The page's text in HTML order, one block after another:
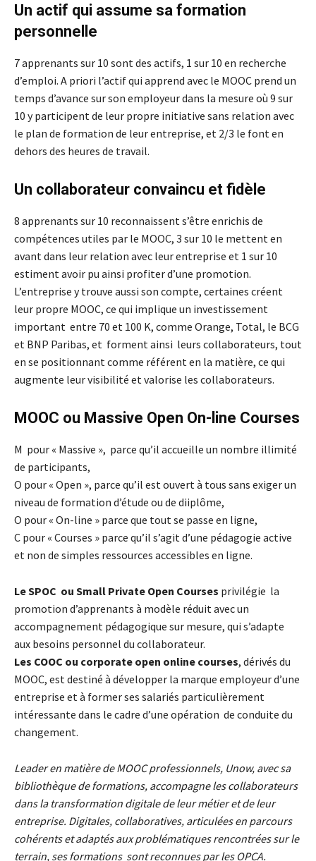
Un actif qui assume sa formation
personnelle
7 apprenants sur 10 sont des actifs, 1 sur 10 en recherche
d’emploi. A priori l’actif qui apprend avec le MOOC prend un
temps d’avance sur son employeur dans la mesure où 9 sur
10 y participent de leur propre initiative sans relation avec
le plan de formation de leur entreprise, et 2/3 le font en
dehors des heures de travail.
Un collaborateur convaincu et fidèle
8 apprenants sur 10 reconnaissent s’être enrichis de
compétences utiles par le MOOC, 3 sur 10 le mettent en
avant dans leur relation avec leur entreprise et 1 sur 10
estiment avoir pu ainsi profiter d’une promotion.
L’entreprise y trouve aussi son compte, certaines créent
leur propre MOOC, ce qui implique un investissement
important entre 70 et 100 K, comme Orange, Total, le BCG
et BNP Paribas, et forment ainsi leurs collaborateurs, tout
en se positionnant comme référent en la matière, ce qui
augmente leur visibilité et valorise les collaborateurs.
MOOC ou Massive Open On-line Courses
M pour « Massive », parce qu’il accueille un nombre illimité
de participants,
O pour « Open », parce qu’il est ouvert à tous sans exiger un
niveau de formation d’étude ou de diiplôme,
O pour « On-line » parce que tout se passe en ligne,
C pour « Courses » parce qu’il s’agit d’une pédagogie active
et non de simples ressources accessibles en ligne.
Le SPOC ou Small Private Open Courses privilégie la
promotion d’apprenants à modèle réduit avec un
accompagnement pédagogique sur mesure, qui s’adapte
aux besoins personnel du collaborateur.
Les COOC ou corporate open online courses, dérivés du
MOOC, est destiné à développer la marque employeur d’une
entreprise et à former ses salariés particulièrement
intéressante dans le cadre d’une opération de conduite du
changement.
Leader en matière de MOOC professionnels, Unow, avec sa
bibliothèque de formations, accompagne les collaborateurs
dans la transformation digitale de leur métier et de leur
entreprise. Digitales, collaboratives, articulées en parcours
cohérents et adaptés aux problématiques rencontrées sur le
terrain, ses formations sont reconnues par les OPCA.